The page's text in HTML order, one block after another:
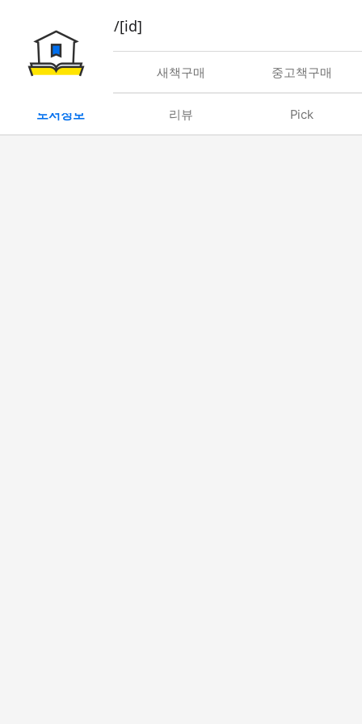
book/rent/[id]
대여 새책구매 중고책구매
도서정보 리뷰 Pick